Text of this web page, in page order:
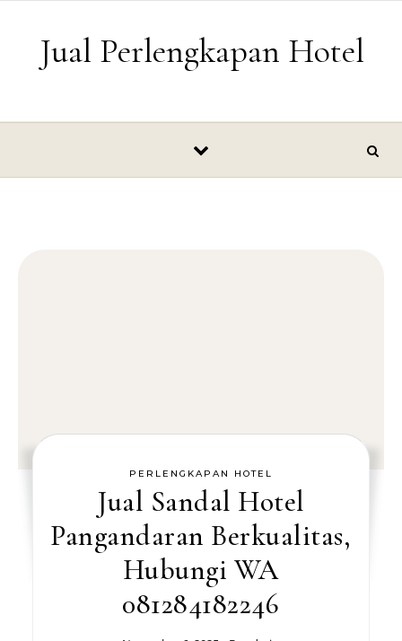
Jual Perlengkapan Hotel
PERLENGKAPAN HOTEL
Jual Sandal Hotel
Pangandaran Berkualitas,
Hubungi WA
081284182246